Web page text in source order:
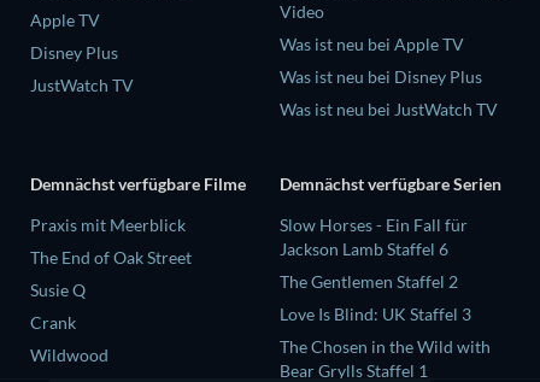
Apple TV
Disney Plus
JustWatch TV
Video
Was ist neu bei Apple TV
Was ist neu bei Disney Plus
Was ist neu bei JustWatch TV
Demnächst verfügbare Filme
Praxis mit Meerblick
The End of Oak Street
Susie Q
Crank
Wildwood
Demnächst verfügbare Serien
Slow Horses - Ein Fall für
Jackson Lamb Staffel 6
The Gentlemen Staffel 2
Love Is Blind: UK Staffel 3
The Chosen in the Wild with
Bear Grylls Staffel 1